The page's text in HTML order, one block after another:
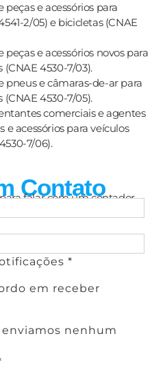
e acessórios para
2/05) e bicicletas (CNAE
e acessórios novos para
4530-7/03).
pneus e câmaras-de-ar para
4530-7/05).
comerciais e agentes
e acessórios para veículos
7/06).
Contato
falar com um contador
*
em receber
nenhum